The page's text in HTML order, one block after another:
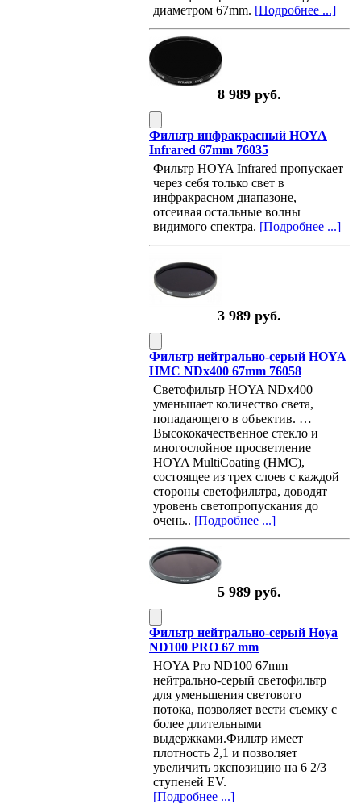
диаметром 67mm. [Подробнее ...]
8 989 руб.
Фильтр инфракрасный HOYA
Infrared 67mm 76035
Фильтр HOYA Infrared пропускает
через себя только свет в
инфракрасном диапазоне,
отсеивая остальные волны
видимого спектра. [Подробнее ...]
3 989 руб.
Фильтр нейтрально-серый HOYA
HMC NDx400 67mm 76058
Светофильтр HOYA NDx400
уменьшает количество света,
попадающего в объектив. …
Высококачественное стекло и
многослойное просветление
HOYA MultiCoating (HMC),
состоящее из трех слоев с каждой
стороны светофильтра, доводят
уровень светопропускания до
очень.. [Подробнее ...]
5 989 руб.
Фильтр нейтрально-серый Hoya
ND100 PRO 67 mm
HOYA Pro ND100 67mm
нейтрально-серый светофильтр
для уменьшения светового
потока, позволяет вести съемку с
более длительными
выдержками.Фильтр имеет
плотность 2,1 и позволяет
увеличить экспозицию на 6 2/3
ступеней EV.
[Подробнее ...]